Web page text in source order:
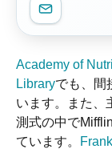
Academy of
Libraryでも、間
います。また、
測式の中で
ています。